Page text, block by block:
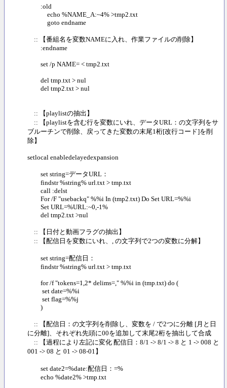
:old
echo %NAME_A:~4% >tmp2.txt
goto endname
:: 【番組名を変数NAMEに入れ、作業ファイルの削除】
:endname
set /p NAME= < tmp2.txt
del tmp.txt > nul
del tmp2.txt > nul
:: 【playlistの抽出】
:: 【playlistを含む行を変数にいれ、データURL：の文字列をサ
ブルーチンで削除、戻ってきた変数の末尾1桁[改行コード]を削
除】
setlocal enabledelayedexpansion
set string=データURL：
findstr %string% url.txt > tmp.txt
call :delst
For /F "usebackq" %%i In (tmp2.txt) Do Set URL=%%i
Set URL=%URL:~0,-1%
del tmp2.txt >nul
:: 【日付と動画フラグの抽出】
:: 【配信日を変数にいれ、, の文字列で2つの変数に分解】
set string=配信日：
findstr %string% url.txt > tmp.txt
for /f "tokens=1,2* delims=," %%i in (tmp.txt) do (
set date=%%i
set flag=%%j
)
:: 【配信日：の文字列を削除し、変数を / で2つに分離 [月と日
に分離]、それぞれ先頭に00を追加して末尾2桁を抽出して合成
:: 【過程により左記に変化 配信日：8/1 -> 8/1 -> 8 と 1 -> 008 と
001 -> 08 と 01 -> 08-01】
set date2=%date:配信日：=%
echo %date2% >tmp.txt